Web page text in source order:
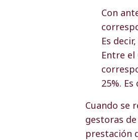
Con
Es
Entre
25%.
Cuando se
gestoras
prestación